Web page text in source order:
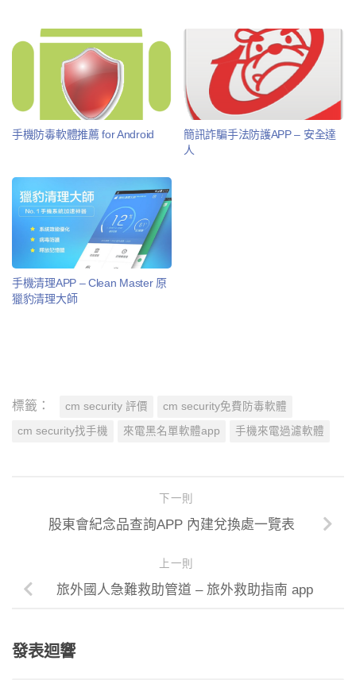
手機防毒軟體推薦 for Android
簡訊詐騙手法防護APP – 安全達
人
手機清理APP – Clean Master 原
獵豹清理大師
標籤： cm security 評價 cm security免費防毒軟體
cm security找手機 來電黑名單軟體app 手機來電過濾軟體
下一則
股東會紀念品查詢APP 內建兌換處一覽表
上一則
旅外國人急難救助管道 – 旅外救助指南 app
發表迴響